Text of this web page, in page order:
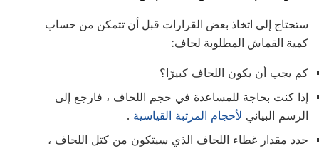
ستحتاج إلى اتخاذ بعض القرارات قبل أن تتمكن من حساب
كمية القماش المطلوبة لحاف:
كم يجب أن يكون اللحاف كبيرًا؟
إذا كنت بحاجة للمساعدة في حجم اللحاف ، فارجع إلى
الرسم البياني لأحجام المرتبة القياسية .
حدد مقدار غطاء اللحاف الذي سيتكون من كتل اللحاف ،